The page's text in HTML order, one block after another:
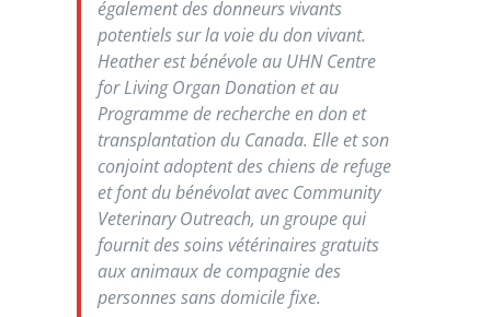
également des donneurs vivants
potentiels sur la voie du don vivant.
Heather est bénévole au UHN Centre
for Living Organ Donationet au
Programme de recherche en don et
transplantation du Canada. Elle et son
conjoint adoptent des chiens de refuge
et font du bénévolat avecCommunity
Veterinary Outreach, un groupe qui
fournit des soins vétérinaires gratuits
aux animaux de compagnie des
personnes sans domicile fixe.